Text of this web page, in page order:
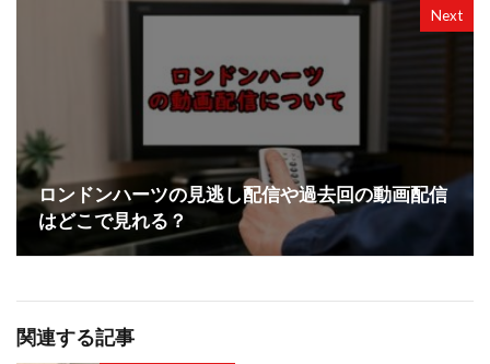
Next
ロンドンハーツの見逃し配信や過去回の動画配信
はどこで見れる？
関連する記事